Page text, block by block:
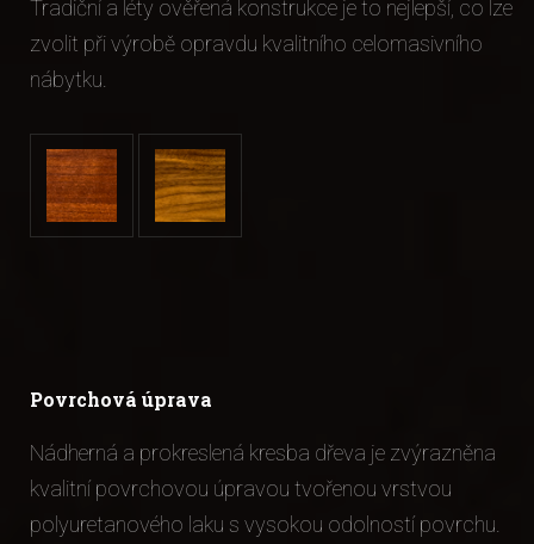
Tradiční a léty ověřená konstrukce je to nejlepší, co lze
zvolit při výrobě opravdu kvalitního celomasivního
nábytku.
Povrchová úprava
Nádherná a prokreslená kresba dřeva je zvýrazněna
kvalitní povrchovou úpravou tvořenou vrstvou
polyuretanového laku s vysokou odolností povrchu.